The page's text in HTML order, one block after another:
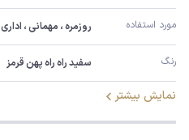
مورد استفاده روزمره ، مهمانی ، اداری
رنگ سفید راه راه پهن قرمز
نمایش بیشتر